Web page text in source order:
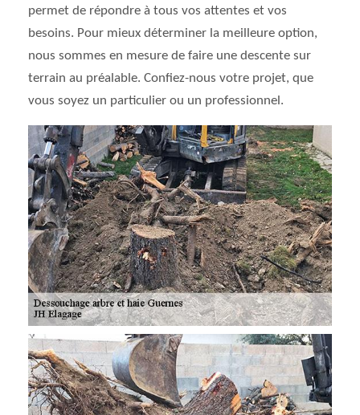
permet de répondre à tous vos attentes et vos
besoins. Pour mieux déterminer la meilleure option,
nous sommes en mesure de faire une descente sur
terrain au préalable. Confiez-nous votre projet, que
vous soyez un particulier ou un professionnel.